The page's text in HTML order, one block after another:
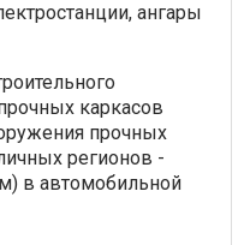
ангары
каркасов
прочных
регионов -
в автомобильной